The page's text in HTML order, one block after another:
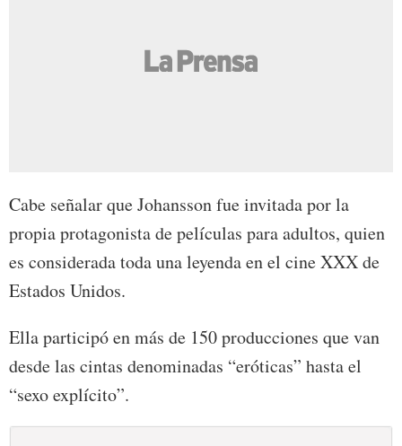
Cabe señalar que Johansson fue invitada por la
propia protagonista de películas para adultos, quien
es considerada toda una leyenda en el cine XXX de
Estados Unidos.
Ella participó en más de 150 producciones que van
desde las cintas denominadas “eróticas” hasta el
“sexo explícito”.